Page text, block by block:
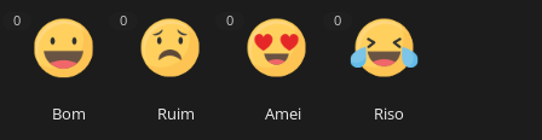
0
Bom
0
Ruim
0
Amei
0
Riso